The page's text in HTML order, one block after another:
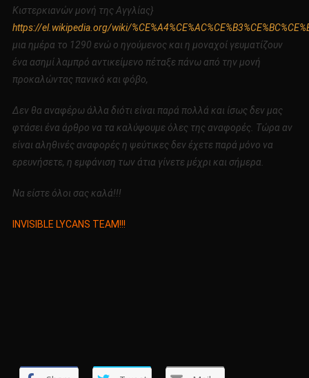
Κιστερκιανών μονή της Αγγλίας}
https://el.wikipedia.org/wiki/
μια ημέρα το 1290 ενώ ο ηγούμενος και η μοναχοί γευματίζουν
ένα ασημί λαμπρό αντικείμενο πέταξε πάνω από την μονή
προκαλώντας πανικό και φόβο,
Δεν θα αναφέρω άλλα διότι είναι παρά πολλά και ίσως δεν μας
φτάσει ένα άρθρο να τα καλύψουμε όλες της αναφορές. Τώρα αν
είναι αληθινές αναφορές η ψεύτικες δεν έχετε παρά μόνο να
ερευνήσετε, η εμφάνιση των άτια γίνετε μέχρι και σήμερα.
Να είστε όλοι σας καλά!!!
INVISIBLE LYCANS TEAM!!!